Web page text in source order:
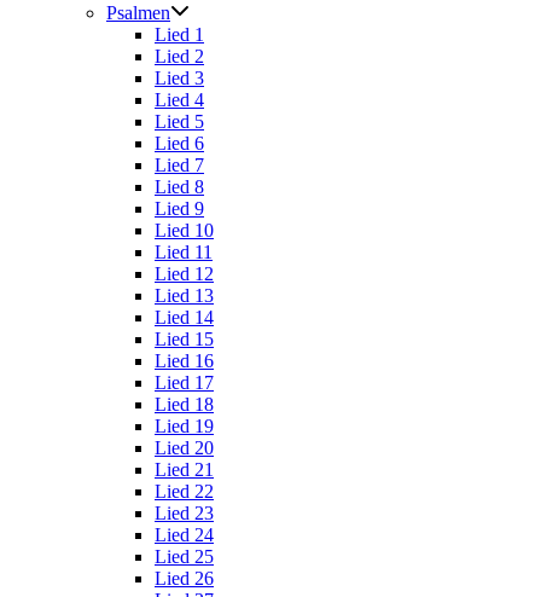
Psalmen
Lied 1
Lied 2
Lied 3
Lied 4
Lied 5
Lied 6
Lied 7
Lied 8
Lied 9
Lied 10
Lied 11
Lied 12
Lied 13
Lied 14
Lied 15
Lied 16
Lied 17
Lied 18
Lied 19
Lied 20
Lied 21
Lied 22
Lied 23
Lied 24
Lied 25
Lied 26